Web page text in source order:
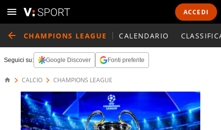
ACCEDI
CHAMPIONS LEAGUE CALENDARIO
Seguici su: Google Discover Fonti preferite
CALCIO CHAMPIONS LEAGUE